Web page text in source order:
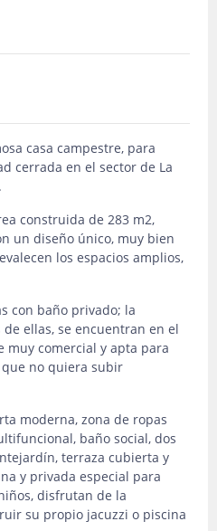
casa campestre, para
cerrada en el sector de La
construida de 283 m2,
un diseño único, muy bien
los espacios amplios,
con baño privado; la
ellas, se encuentran en el
muy comercial y apta para
no quiera subir
moderna, zona de ropas
baño social, dos
terraza cubierta y
y privada especial para
disfrutan de la
su propio jacuzzi o piscina